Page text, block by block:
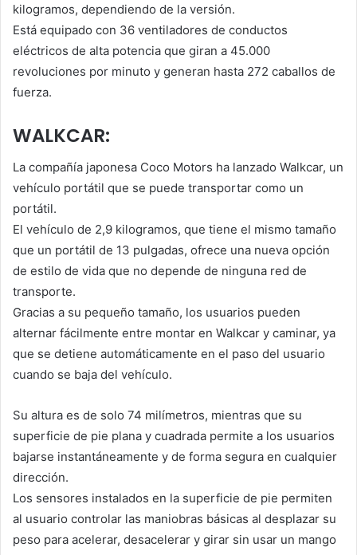
kilogramos, dependiendo de la versión.
Está equipado con 36 ventiladores de conductos
eléctricos de alta potencia que giran a 45.000
revoluciones por minuto y generan hasta 272 caballos de
fuerza.
WALKCAR:
La compañía japonesa Coco Motors ha lanzado Walkcar, un
vehículo portátil que se puede transportar como un
portátil.
El vehículo de 2,9 kilogramos, que tiene el mismo tamaño
que un portátil de 13 pulgadas, ofrece una nueva opción
de estilo de vida que no depende de ninguna red de
transporte.
Gracias a su pequeño tamaño, los usuarios pueden
alternar fácilmente entre montar en Walkcar y caminar, ya
que se detiene automáticamente en el paso del usuario
cuando se baja del vehículo.
Su altura es de solo 74 milímetros, mientras que su
superficie de pie plana y cuadrada permite a los usuarios
bajarse instantáneamente y de forma segura en cualquier
dirección.
Los sensores instalados en la superficie de pie permiten
al usuario controlar las maniobras básicas al desplazar su
peso para acelerar, desacelerar y girar sin usar un mango